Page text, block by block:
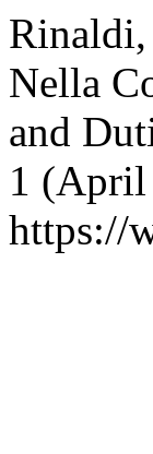
Nella
and
1 (April
https://